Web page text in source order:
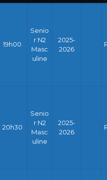
19h00
Senio
r N2
Masc
uline
2025-
2026
20h30
Senio
r N2
Masc
uline
2025-
2026